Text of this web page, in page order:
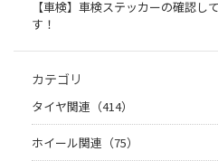
【車検】車検ステッカーの確認し
す！
カテゴリ
タイヤ関連（414）
ホイール関連（75）